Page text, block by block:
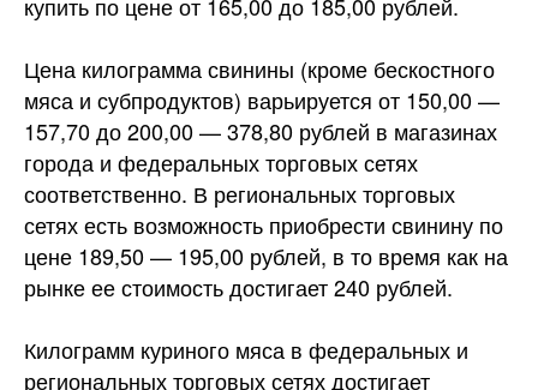
Цена килограмма свинины (кроме бескостного
мяса и субпродуктов) варьируется от 150,00 —
157,70 до 200,00 — 378,80 рублей в магазинах
города и федеральных торговых сетях
соответственно. В региональных торговых
сетях есть возможность приобрести свинину по
цене 189,50 — 195,00 рублей, в то время как на
рынке ее стоимость достигает 240 рублей.
Килограмм куриного мяса в федеральных и
региональных торговых сетях достигает